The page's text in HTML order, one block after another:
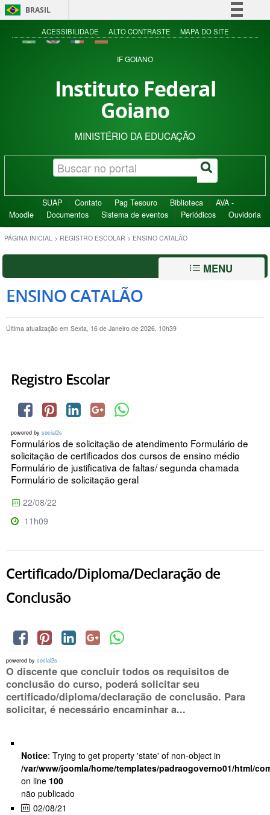
BRASIL
Simplifique!
Acesso à informação
ACESSIBILIDADE ALTO CONTRASTE MAPA DO SITE
IF GOIANO
Instituto Federal
Goiano
MINISTÉRIO DA EDUCAÇÃO
SUAP Contato Pag Tesouro Biblioteca
AVA -
Moodle
Documentos Sistema de eventos Periódicos Ouvidoria
PÁGINA INICIAL > REGISTRO ESCOLAR > ENSINO CATALÃO
MENU
ENSINO CATALÃO
Última atualização em Sexta, 16 de Janeiro de 2026, 10h39
Registro Escolar
powered by social2s
Formulários de solicitação de atendimento Formulário de
solicitação de certificados dos cursos de ensino médio
Formulário de justificativa de faltas/ segunda chamada
Formulário de solicitação geral
22/08/22
11h09
Certificado/Diploma/Declaração de
Conclusão
powered by social2s
O discente que concluir todos os requisitos de
conclusão do curso, poderá solicitar seu
certificado/diploma/declaração de conclusão. Para
solicitar, é necessário encaminhar a...
Notice: Trying to get property 'state' of non-object in
/var/www/joomla/home/templates/padraogoverno01/html/
on line 100
não publicado
02/08/21